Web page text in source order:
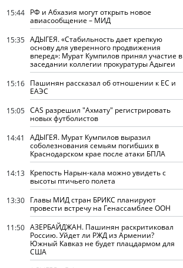
15:44 РФ и Абхазия могут открыть новое
авиасообщение – МИД
15:35 АДЫГЕЯ. «Стабильность дает крепкую
основу для уверенного продвижения
вперед»: Мурат Кумпилов принял участие в
заседании коллегии прокуратуры Адыгеи
15:16 Пашинян рассказал об отношении к ЕС и
ЕАЭС
15:05 CAS разрешил "Ахмату" регистрировать
новых футболистов
14:41
АДЫГЕЯ. Мурат Кумпилов выразил
соболезнования семьям погибших в
Краснодарском крае после атаки БПЛА
14:13 Крепость Нарын-кала можно увидеть с
высоты птичьего полета
13:30 Главы МИД стран БРИКС планируют
провести встречу на Генассамблее ООН
11:50 АЗЕРБАЙДЖАН. Пашинян раскритиковал
Россию. Уйдет ли РЖД из Армении?
Южный Кавказ не будет плацдармом для
США